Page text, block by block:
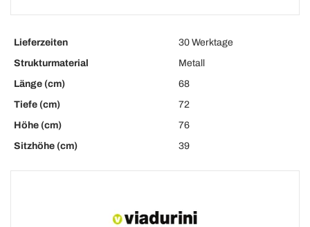
Lieferzeiten
30 Werktage
Strukturmaterial
Metall
Länge (cm)
68
Tiefe (cm)
72
Höhe (cm)
76
Sitzhöhe (cm)
39